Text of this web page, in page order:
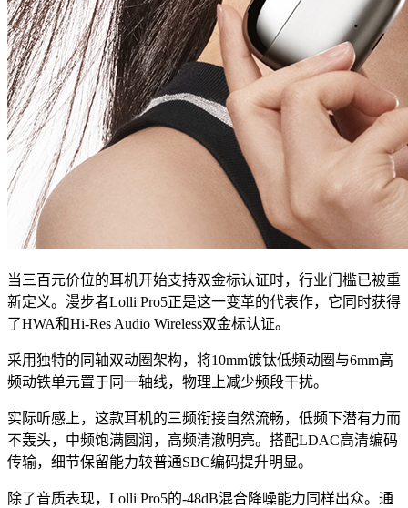
当三百元价位的耳机开始支持双金标认证时，行业门槛已被重
新定义。漫步者Lolli Pro5正是这一变革的代表作，它同时获得
了HWA和Hi-Res Audio Wireless双金标认证。
采用独特的同轴双动圈架构，将10mm镀钛低频动圈与6mm高
频动铁单元置于同一轴线，物理上减少频段干扰。
实际听感上，这款耳机的三频衔接自然流畅，低频下潜有力而
不轰头，中频饱满圆润，高频清澈明亮。搭配LDAC高清编码
传输，细节保留能力较普通SBC编码提升明显。
除了音质表现，Lolli Pro5的-48dB混合降噪能力同样出众。通